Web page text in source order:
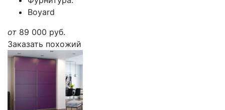
Boyard
от 89 000 руб.
Заказать похожий